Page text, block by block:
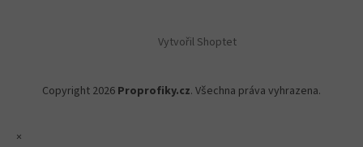
Vytvořil Shoptet
Copyright 2026 Proprofiky.cz. Všechna práva vyhrazena.
×